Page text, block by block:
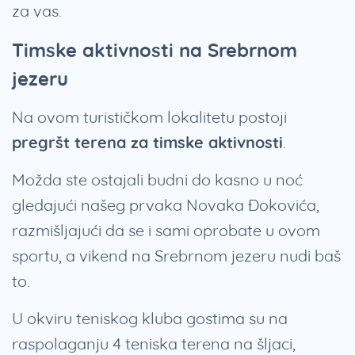
za vas.
Timske aktivnosti na Srebrnom
jezeru
Na ovom turističkom lokalitetu postoji
pregršt terena za timske aktivnosti.
Možda ste ostajali budni do kasno u noć
gledajući našeg prvaka Novaka Đokovića,
razmišljajući da se i sami oprobate u ovom
sportu, a vikend na Srebrnom jezeru nudi baš
to.
U okviru teniskog kluba gostima su na
raspolaganju 4 teniska terena na šljaci,